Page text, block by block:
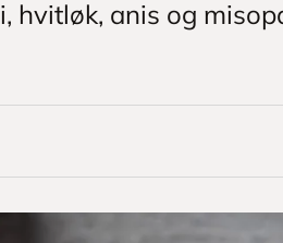
hvitløk, anis og